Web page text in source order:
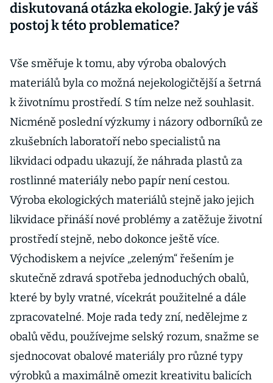
diskutovaná otázka ekologie. Jaký je váš
postoj k této problematice?
Vše směřuje k tomu, aby výroba obalových
materiálů byla co možná nejekologičtější a šetrná
k životnímu prostředí. S tím nelze než souhlasit.
Nicméně poslední výzkumy i názory odborníků ze
zkušebních laboratoří nebo specialistů na
likvidaci odpadu ukazují, že náhrada plastů za
rostlinné materiály nebo papír není cestou.
Výroba ekologických materiálů stejně jako jejich
likvidace přináší nové problémy a zatěžuje životní
prostředí stejně, nebo dokonce ještě více.
Východiskem a nejvíce „zeleným“ řešením je
skutečně zdravá spotřeba jednoduchých obalů,
které by byly vratné, vícekrát použitelné a dále
zpracovatelné. Moje rada tedy zní, nedělejme z
obalů vědu, používejme selský rozum, snažme se
sjednocovat obalové materiály pro různé typy
výrobků a maximálně omezit kreativitu balicích